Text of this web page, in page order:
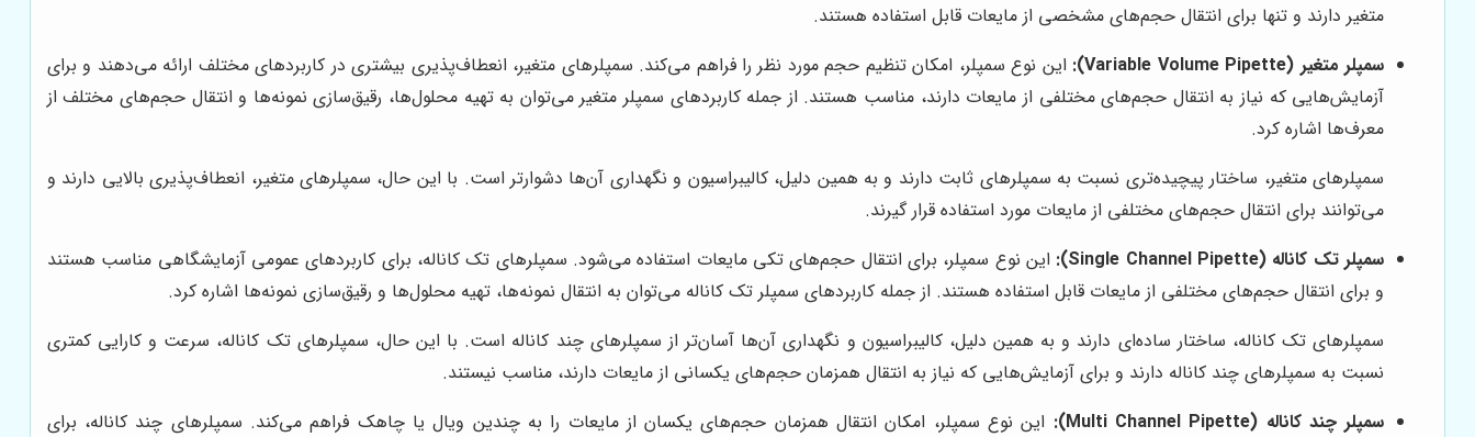
متغیر دارند و تنها برای انتقال حجم‌های مشخصی از مایعات قابل استفاده هستند.
سمپلر متغیر (Variable Volume Pipette):
این نوع سمپلر، امکان تنظیم حجم مورد نظر را فراهم می‌کند. سمپلرهای متغیر، انعطاف‌پذیری بیشتری در کاربردهای مختلف ارائه می‌دهند و برای
آزمایش‌هایی که نیاز به انتقال حجم‌های مختلفی از مایعات دارند، مناسب هستند. از جمله کاربردهای سمپلر متغیر می‌توان به تهیه محلول‌ها، رقیق‌سازی نمونه‌ها و انتقال حجم‌های مختلف از
معرف‌ها اشاره کرد.
سمپلرهای متغیر، ساختار پیچیده‌تری نسبت به سمپلرهای ثابت دارند و به همین دلیل، کالیبراسیون و نگهداری آن‌ها دشوارتر است. با این حال، سمپلرهای متغیر، انعطاف‌پذیری بالایی دارند و
می‌توانند برای انتقال حجم‌های مختلفی از مایعات مورد استفاده قرار گیرند.
سمپلر تک کاناله (Single Channel Pipette):
این نوع سمپلر، برای انتقال حجم‌های تکی مایعات استفاده می‌شود. سمپلرهای تک کاناله، برای کاربردهای عمومی آزمایشگاهی مناسب هستند
و برای انتقال حجم‌های مختلفی از مایعات قابل استفاده هستند. از جمله کاربردهای سمپلر تک کاناله می‌توان به انتقال نمونه‌ها، تهیه محلول‌ها و رقیق‌سازی نمونه‌ها اشاره کرد.
سمپلرهای تک کاناله، ساختار ساده‌ای دارند و به همین دلیل، کالیبراسیون و نگهداری آن‌ها آسان‌تر از سمپلرهای چند کاناله است. با این حال، سمپلرهای تک کاناله، سرعت و کارایی کمتری
نسبت به سمپلرهای چند کاناله دارند و برای آزمایش‌هایی که نیاز به انتقال همزمان حجم‌های یکسانی از مایعات دارند، مناسب نیستند.
سمپلر چند کاناله (Multi Channel Pipette):
این نوع سمپلر، امکان انتقال همزمان حجم‌های یکسان از مایعات را به چندین ویال یا چاهک فراهم می‌کند. سمپلرهای چند کاناله، برای